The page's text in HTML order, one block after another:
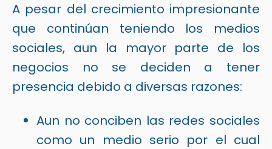
A pesar del crecimiento impresionante
que continúan teniendo los medios
sociales, aun la mayor parte de los
negocios no se deciden a tener
presencia debido a diversas razones:
Aun no conciben las redes sociales
como un medio serio por el cual